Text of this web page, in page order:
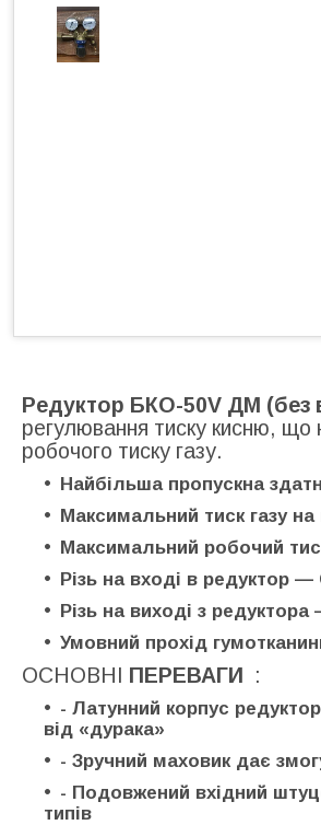
Редуктор БКО-50V ДМ (без
регулювання тиску кисню, що
робочого тиску газу.
Найбільша пропускна
Максимальний тиск газу
Максимальний робочий
Різь на вході в редуктор —
Різь на виході з
Умовний прохід
ОСНОВНІ ПЕРЕВАГИ :
- Латунний корпус
від «дурака»
- Зручний маховик дає
- Подовжений вхідний
типів